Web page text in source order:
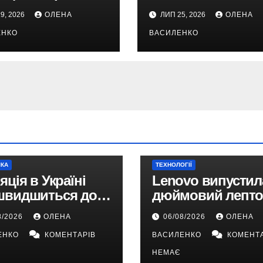
2026 ОЛЕНА
заблокувати в
Україні: чому
з’явилася така
пропозиція
ЛИП 25, 2026 ОЛЕНА
ВАСИЛЕНКО
в Україні
до
2026 році —
НБУ
2026 ОЛЕНА
КОМЕНТАРІВ
ТЕХНОЛОГІЇ
Lenovo
дюймовий
Snapdragon X2 з
автономністю
33 години
06/08/2026 ОЛЕНА
ВАСИЛЕНКО
НЕМАЄ